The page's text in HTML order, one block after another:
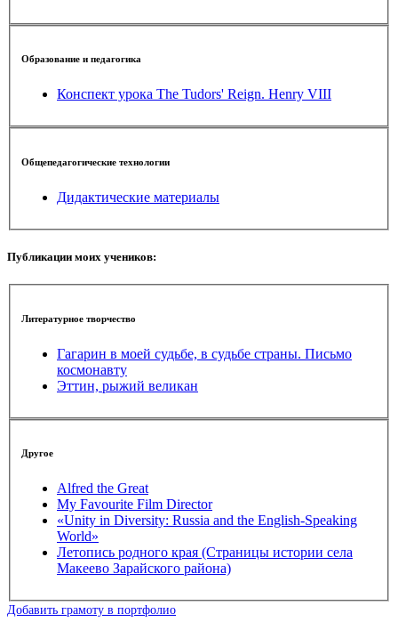
Образование и педагогика
Конспект урока The Tudors' Reign. Henry VIII
Общепедагогические технологии
Дидактические материалы
Публикации моих учеников:
Литературное творчество
Гагарин в моей судьбе, в судьбе страны. Письмо
космонавту
Эттин, рыжий великан
Другое
Alfred the Great
My Favourite Film Director
«Unity in Diversity: Russia and the English-Speaking
World»
Летопись родного края (Страницы истории села
Макеево Зарайского района)
Добавить грамоту в портфолио